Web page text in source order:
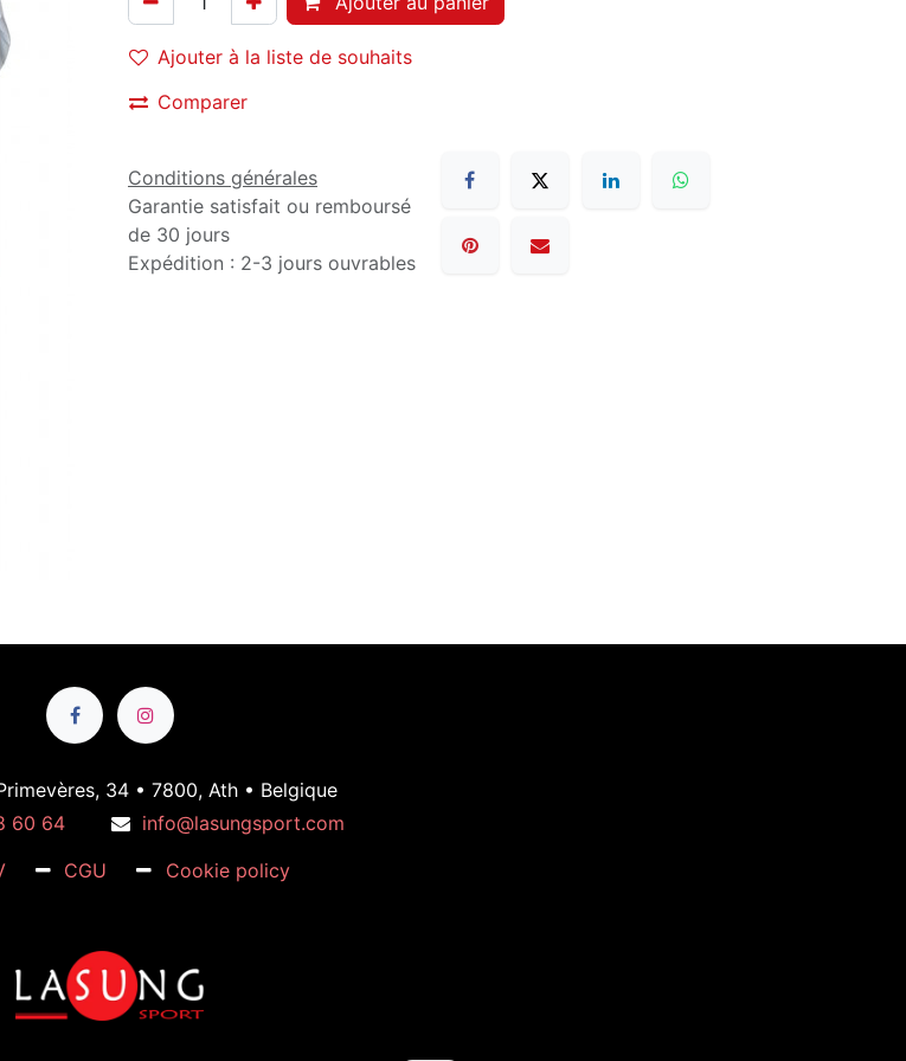
Ajouter à la liste de souhaits
Comparer
Conditions générales
Garantie satisfait ou remboursé
de 30 jours
Expédition : 2-3 jours ouvrables
34 • 7800, Ath • Belgique
60 64
info@lasungsport.com
CGU Cookie policy